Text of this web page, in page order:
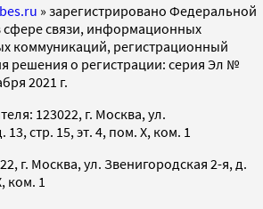
» зарегистрировано Федеральной
сфере связи, информационных
коммуникаций, регистрационный
решения о регистрации: серия Эл №
2021 г.
123022, г. Москва, ул.
стр. 15, эт. 4, пом. X, ком. 1
г. Москва, ул. Звенигородская 2-я, д.
ком. 1